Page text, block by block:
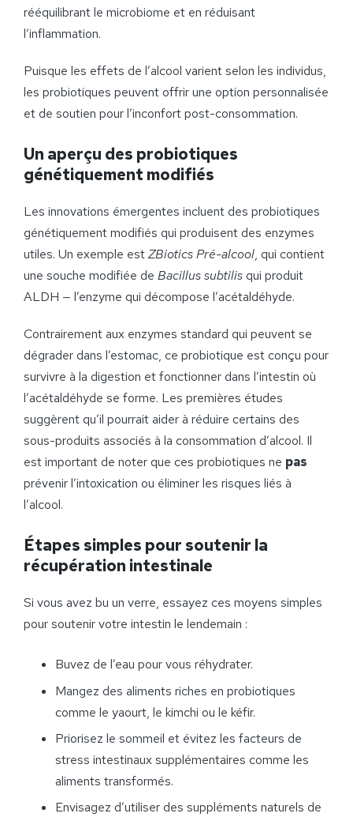
rééquilibrant le microbiome et en réduisant
l’inflammation.
Puisque les effets de l’alcool varient selon les individus,
les probiotiques peuvent offrir une option personnalisée
et de soutien pour l’inconfort post-consommation.
Un aperçu des probiotiques
génétiquement modifiés
Les innovations émergentes incluent des probiotiques
génétiquement modifiés qui produisent des enzymes
utiles. Un exemple estZBiotics Pré-alcool, qui contient
une souche modifiée de Bacillus subtilisqui produit
ALDH — l’enzyme qui décompose l’acétaldéhyde.
Contrairement aux enzymes standard qui peuvent se
dégrader dans l’estomac, ce probiotique est conçu pour
survivre à la digestion et fonctionner dans l’intestin où
l’acétaldéhyde se forme. Les premières études
suggèrent qu’il pourrait aider à réduire certains des
sous-produits associés à la consommation d’alcool. Il
est important de noter que ces probiotiques ne pas
prévenir l’intoxication ou éliminer les risques liés à
l’alcool.
Étapes simples pour soutenir la
récupération intestinale
Si vous avez bu un verre, essayez ces moyens simples
pour soutenir votre intestin le lendemain :
Buvez de l’eau pour vous réhydrater.
Mangez des aliments riches en probiotiques
comme le yaourt, le kimchi ou le kéfir.
Priorisez le sommeil et évitez les facteurs de
stress intestinaux supplémentaires comme les
aliments transformés.
Envisagez d’utiliser des suppléments naturels de